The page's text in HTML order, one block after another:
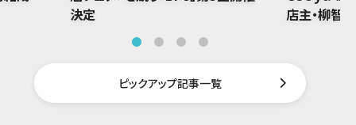
決定
店主・柳智
ピックアップ記事一覧